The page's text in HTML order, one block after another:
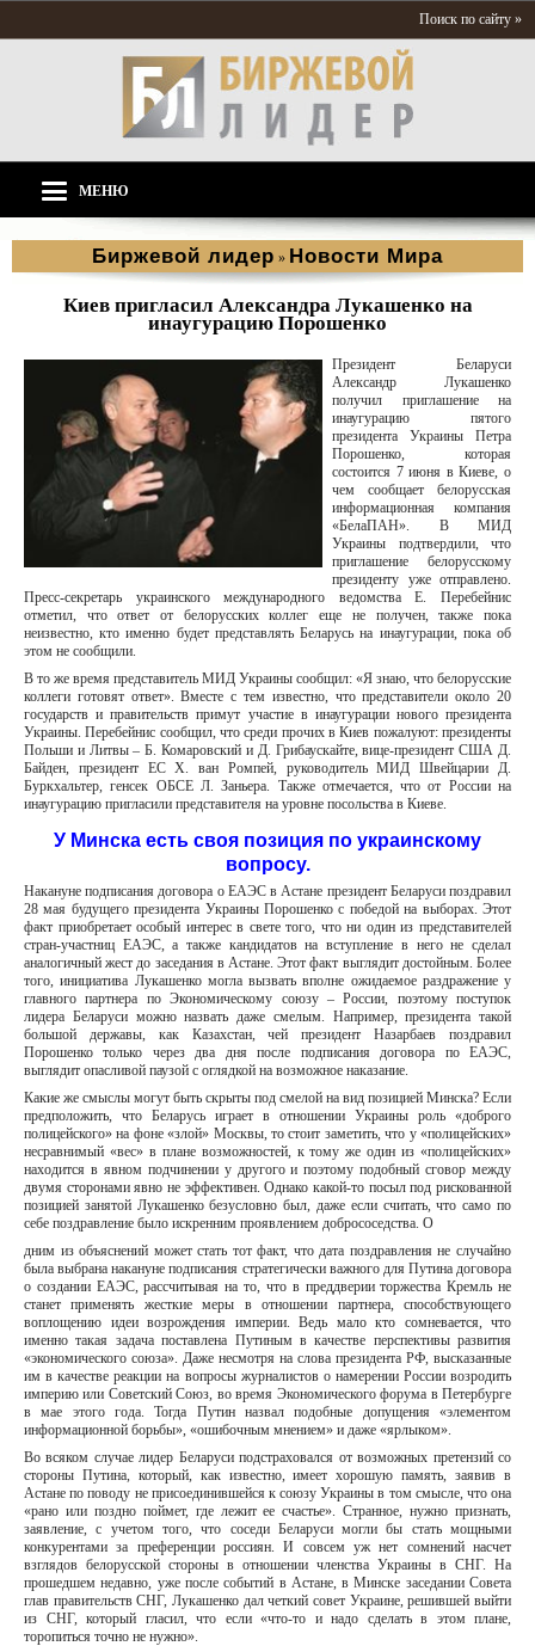
Поиск по сайту »
МЕНЮ
Биржевой лидер » Новости Мира
Киев пригласил Александра Лукашенко на
инаугурацию Порошенко
Президент Беларуси
Александр Лукашенко
получил приглашение на
инаугурацию пятого
президента Украины Петра
Порошенко, которая
состоится 7 июня в Киеве, о
чем сообщает белорусская
информационная компания
«БелаПАН». В МИД
Украины подтвердили, что
приглашение белорусскому
президенту уже отправлено.
Пресс-секретарь украинского международного ведомства Е. Перебейнис
отметил, что ответ от белорусских коллег еще не получен, также пока
неизвестно, кто именно будет представлять Беларусь на инаугурации, пока об
этом не сообщили.
В то же время представитель МИД Украины сообщил: «Я знаю, что белорусские
коллеги готовят ответ». Вместе с тем известно, что представители около 20
государств и правительств примут участие в инаугурации нового президента
Украины. Перебейнис сообщил, что среди прочих в Киев пожалуют: президенты
Польши и Литвы – Б. Комаровский и Д. Грибаускайте, вице-президент США Д.
Байден, президент ЕС Х. ван Ромпей, руководитель МИД Швейцарии Д.
Буркхальтер, генсек ОБСЕ Л. Заньера. Также отмечается, что от России на
инаугурацию пригласили представителя на уровне посольства в Киеве.
У Минска есть своя позиция по украинскому
вопросу.
Накануне подписания договора о ЕАЭС в Астане президент Беларуси поздравил
28 мая будущего президента Украины Порошенко с победой на выборах. Этот
факт приобретает особый интерес в свете того, что ни один из представителей
стран-участниц ЕАЭС, а также кандидатов на вступление в него не сделал
аналогичный жест до заседания в Астане. Этот факт выглядит достойным. Более
того, инициатива Лукашенко могла вызвать вполне ожидаемое раздражение у
главного партнера по Экономическому союзу – России, поэтому поступок
лидера Беларуси можно назвать даже смелым. Например, президента такой
большой державы, как Казахстан, чей президент Назарбаев поздравил
Порошенко только через два дня после подписания договора по ЕАЭС,
выглядит опасливой паузой с оглядкой на возможное наказание.
Какие же смыслы могут быть скрыты под смелой на вид позицией Минска? Если
предположить, что Беларусь играет в отношении Украины роль «доброго
полицейского» на фоне «злой» Москвы, то стоит заметить, что у «полицейских»
несравнимый «вес» в плане возможностей, к тому же один из «полицейских»
находится в явном подчинении у другого и поэтому подобный сговор между
двумя сторонами явно не эффективен. Однако какой-то посыл под рискованной
позицией занятой Лукашенко безусловно был, даже если считать, что само по
себе поздравление было искренним проявлением добрососедства. О
дним из объяснений может стать тот факт, что дата поздравления не случайно
была выбрана накануне подписания стратегически важного для Путина договора
о создании ЕАЭС, рассчитывая на то, что в преддверии торжества Кремль не
станет применять жесткие меры в отношении партнера, способствующего
воплощению идеи возрождения империи. Ведь мало кто сомневается, что
именно такая задача поставлена Путиным в качестве перспективы развития
«экономического союза». Даже несмотря на слова президента РФ, высказанные
им в качестве реакции на вопросы журналистов о намерении России возродить
империю или Советский Союз, во время Экономического форума в Петербурге
в мае этого года. Тогда Путин назвал подобные допущения «элементом
информационной борьбы», «ошибочным мнением» и даже «ярлыком».
Во всяком случае лидер Беларуси подстраховался от возможных претензий со
стороны Путина, который, как известно, имеет хорошую память, заявив в
Астане по поводу не присоединившейся к союзу Украины в том смысле, что она
«рано или поздно поймет, где лежит ее счастье». Странное, нужно признать,
заявление, с учетом того, что соседи Беларуси могли бы стать мощными
конкурентами за преференции россиян. И совсем уж нет сомнений насчет
взглядов белорусской стороны в отношении членства Украины в СНГ. На
прошедшем недавно, уже после событий в Астане, в Минске заседании Совета
глав правительств СНГ, Лукашенко дал четкий совет Украине, решившей выйти
из СНГ, который гласил, что если «что-то и надо сделать в этом плане,
торопиться точно не нужно».